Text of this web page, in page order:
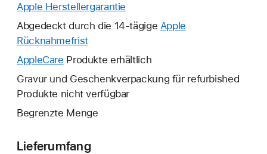
Apple Herstellergarantie
neues
geöffnet.
Abgedeckt durch die 14-tägige Apple
RücknahmefristEin
neues
wird
geöffnet.
AppleCare Ein
neues
Fenster
geöffnet.
Produkte erhältlich
Gravur und Geschenkverpackung für refurbished
Produkte nicht verfügbar
Begrenzte Menge
Lieferumfang